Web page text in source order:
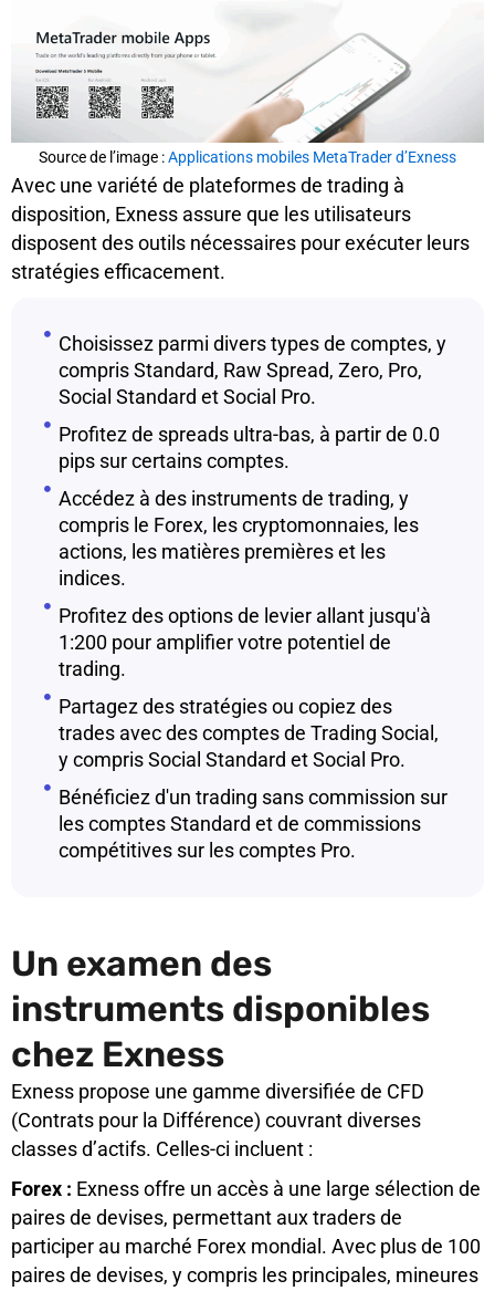
Source de l’image :Applications mobiles MetaTrader d’Exness
Avec une variété de plateformes de trading à
disposition, Exness assure que les utilisateurs
disposent des outils nécessaires pour exécuter leurs
stratégies efficacement.
Choisissez parmi divers types de comptes, y
compris Standard, Raw Spread, Zero, Pro,
Social Standard et Social Pro.
Profitez de spreads ultra-bas, à partir de 0.0
pips sur certains comptes.
Accédez à des instruments de trading, y
compris le Forex, les cryptomonnaies, les
actions, les matières premières et les
indices.
Profitez des options de levier allant jusqu'à
1:200 pour amplifier votre potentiel de
trading.
Partagez des stratégies ou copiez des
trades avec des comptes de Trading Social,
y compris Social Standard et Social Pro.
Bénéficiez d'un trading sans commission sur
les comptes Standard et de commissions
compétitives sur les comptes Pro.
Un examen des
instruments disponibles
chez Exness
Exness propose une gamme diversifiée de CFD
(Contrats pour la Différence) couvrant diverses
classes d’actifs. Celles-ci incluent :
Forex : Exness offre un accès à une large sélection de
paires de devises, permettant aux traders de
participer au marché Forex mondial. Avec plus de 100
paires de devises, y compris les principales, mineures